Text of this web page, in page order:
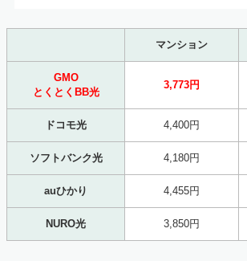
マンション
GMO
とくとくBB光
3,773円
ドコモ光 4,400円
ソフトバンク光 4,180円
auひかり 4,455円
NURO光 3,850円